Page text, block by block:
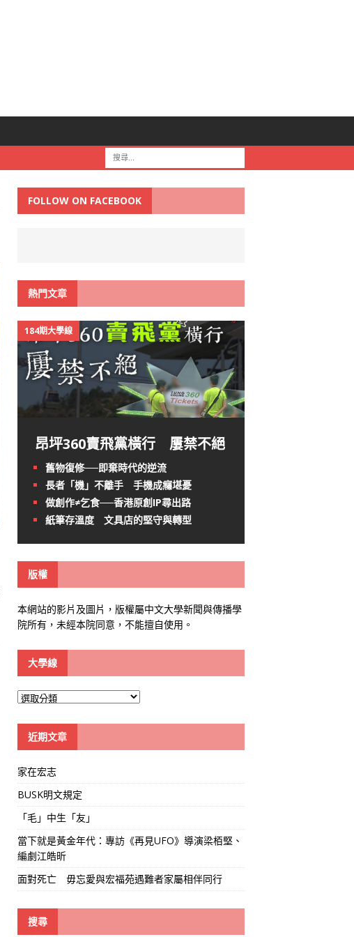
FOLLOW ON FACEBOOK
熱門文章
184期大學線
昂坪360賣飛黨橫行 屢禁不絕
舊物復修──即棄時代的逆流
長者「機」不離手 手機成癮堪憂
做創作≠乞食──香港原創IP尋出路
紙筆存溫度 文具店的堅守與轉型
版權
本網站的影片及圖片，版權屬中文大學新聞與傳播學
院所有，未經本院同意，不能擅自使用。
大學線
大
線
近期文章
家在宏志
BUSK明文規定
「毛」中生「友」
當下就是黃金年代：專訪《再見UFO》導演梁栢堅、
編劇江皓昕
面對死亡 毋忘愛與宏福苑遇難者家屬相伴同行
搜尋